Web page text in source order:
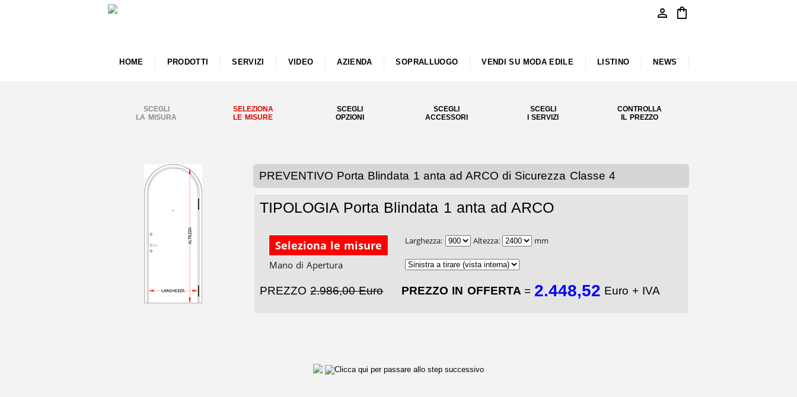
person shopping_bag
HOME PRODOTTI SERVIZI VIDEO AZIENDA SOPRALLUOGO VENDI SU MODA EDILE LISTINO NEWS
SCEGLI
LA MISURA
SELEZIONA
LE MISURE
SCEGLI
OPZIONI
SCEGLI
ACCESSORI
SCEGLI
I SERVIZI
CONTROLLA
IL PREZZO
PREVENTIVO Porta Blindata 1 anta ad ARCO di Sicurezza Classe 4
TIPOLOGIA Porta Blindata 1 anta ad ARCO
Seleziona le misure Larghezza: Altezza: mm
Mano di Apertura
PREZZO2.986,00 Euro PREZZO IN OFFERTA = 2.448,52 Euro + IVA